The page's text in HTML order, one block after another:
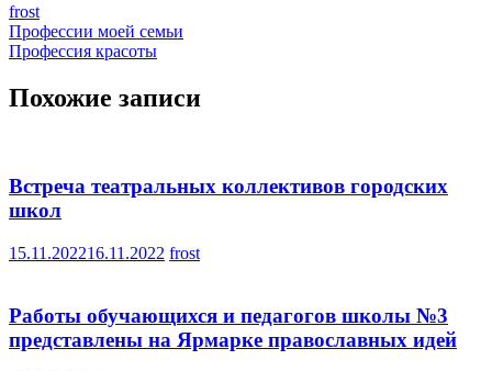
frost
Навигация
по
записям
Профессии моей семьи
Профессия красоты
Похожие записи
Встреча театральных коллективов городских
школ
15.11.202216.11.2022 frost
Работы обучающихся и педагогов школы №3
представлены на Ярмарке православных идей